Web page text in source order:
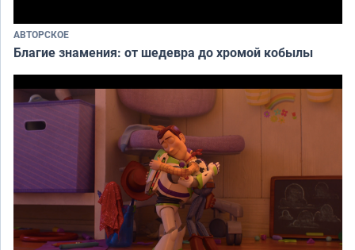
АВТОРСКОЕ
Благие знамения: от шедевра до хромой кобылы